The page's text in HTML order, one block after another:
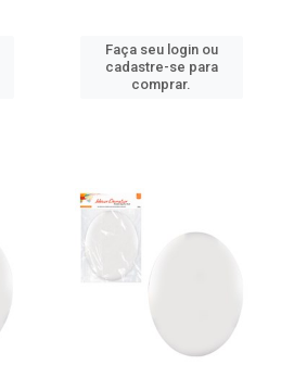
Faça seu login ou
cadastre-se para
comprar.